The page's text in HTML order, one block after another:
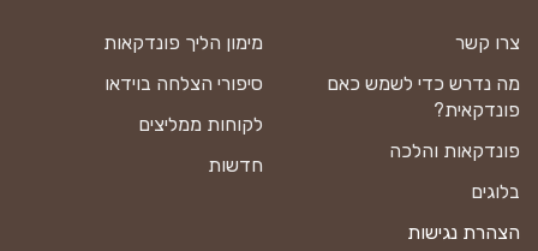
צרו קשר
מה נדרש כדי לשמש כאם
פונדקאית?
פונדקאות והלכה
בלוגים
הצהרת נגישות
מימון הליך פונדקאות
סיפורי הצלחה בוידאו
לקוחות ממליצים
חדשות